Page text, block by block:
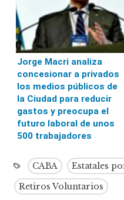
Jorge Macri analiza
concesionar a privados
los medios públicos de
la Ciudad para reducir
gastos y preocupa el
futuro laboral de unos
500 trabajadores
CABA Estatales
Retiros Voluntarios